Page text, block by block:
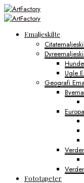
Emaljeskilte
Ugle
Geografi
Fototapeter